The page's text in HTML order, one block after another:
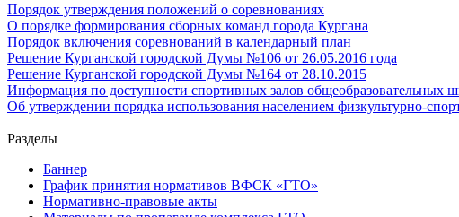
Порядок утверждения положений о соревнованиях
О порядке формирования сборных команд города Кургана
Порядок включения соревнований в календарный план
Решение Курганской городской Думы №106 от 26.05.2016 года
Решение Курганской городской Думы №164 от 28.10.2015
Информация по доступности спортивных залов общеобразовательных
Об утверждении порядка использования населением физкультурно-
Разделы
Баннер
График принятия нормативов ВФСК «ГТО»
Нормативно-правовые акты